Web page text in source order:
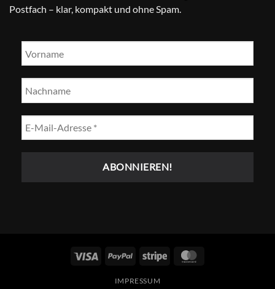
Postfach – klar, kompakt und ohne Spam.
Visum PayPal Streifen
IMPRESSUM